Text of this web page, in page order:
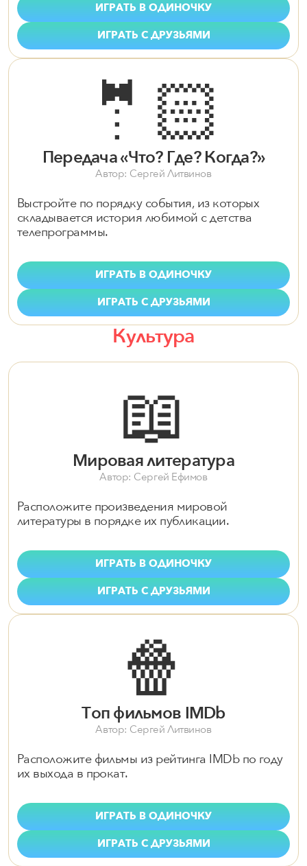
ИГРАТЬ В ОДИНОЧКУ
ИГРАТЬ С ДРУЗЬЯМИ
🤵🏻
Передача «Что? Где? Когда?»
Автор: Сергей Литвинов
Выстройте по порядку события, из которых
складывается история любимой с детства
телепрограммы.
ИГРАТЬ В ОДИНОЧКУ
ИГРАТЬ С ДРУЗЬЯМИ
Культура
📖
Мировая литература
Автор: Сергей Ефимов
Расположите произведения мировой
литературы в порядке их публикации.
ИГРАТЬ В ОДИНОЧКУ
ИГРАТЬ С ДРУЗЬЯМИ
🍿
Топ фильмов IMDb
Автор: Сергей Литвинов
Расположите фильмы из рейтинга IMDb по году
их выхода в прокат.
ИГРАТЬ В ОДИНОЧКУ
ИГРАТЬ С ДРУЗЬЯМИ